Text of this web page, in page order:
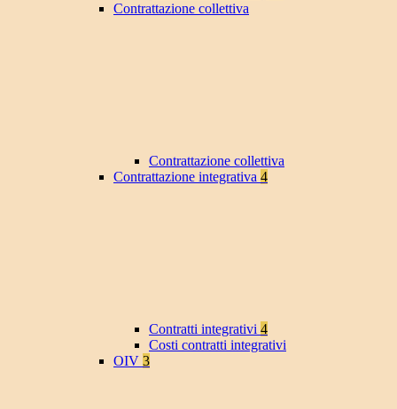
Contrattazione collettiva
Contrattazione collettiva
Contrattazione integrativa 4
Contratti integrativi 4
Costi contratti integrativi
OIV 3